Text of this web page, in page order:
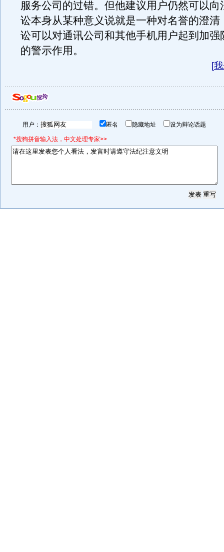
服务公司的过错。但他建议用户仍然可以向
讼本身从某种意义说就是一种对名誉的澄清
讼可以对通讯公司和其他手机用户起到加强
的警示作用。
[
用户： 匿名 隐藏地址 设为辩论话题
*搜狗拼音输入法，中文处理专家>>